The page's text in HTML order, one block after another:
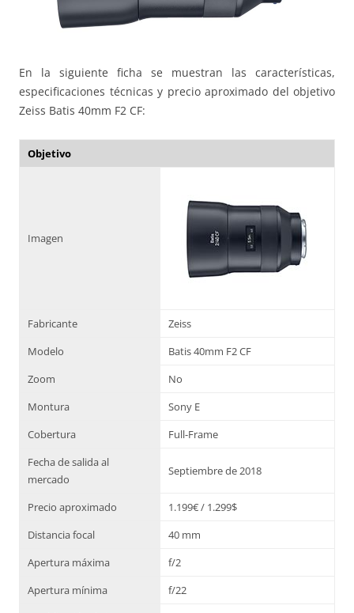
En la siguiente ficha se muestran las características,
especificaciones técnicas y precio aproximado del objetivo
Zeiss Batis 40mm F2 CF:
Objetivo
Imagen
Fabricante
Zeiss
Modelo
Batis 40mm F2 CF
Zoom
No
Montura
Sony E
Cobertura
Full-Frame
Fecha de salida al
mercado
Septiembre de 2018
Precio aproximado
1.199€ / 1.299$
Distancia focal
40 mm
Apertura máxima
f/2
Apertura mínima
f/22